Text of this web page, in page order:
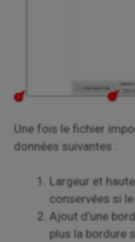
Une fois le fichier
données suivantes :
Largeur et
conservées si
Ajout d’une
plus la bordure